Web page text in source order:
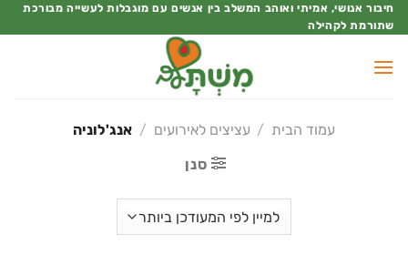
Skip
to
חיבור אנושי, אמיתי ואוהב המשלב בין אנשים עם מוגבלות לעשייה מבורכת
שתורמת לקהילה
עמוד הבית / עציצים לאירועים / אנג'לוניה
סנן